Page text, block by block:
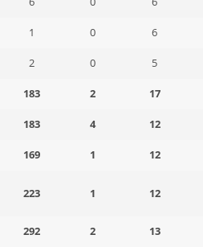
1 0
6
2 0
5
183 2
17
183 4
12
169 1 12
223 1 12
292 2
13